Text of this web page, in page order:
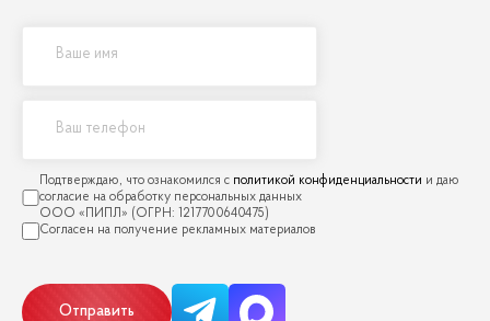
политикой конфиденциальности
Отправить